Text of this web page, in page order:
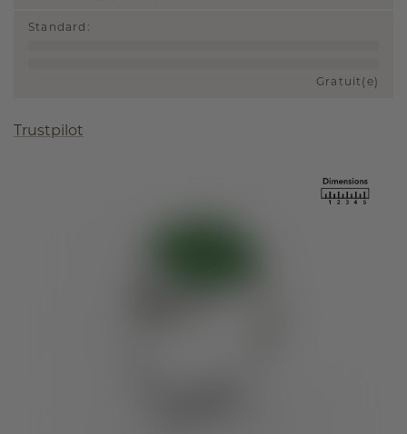
Standard :
Gratuit(e)
Trustpilot